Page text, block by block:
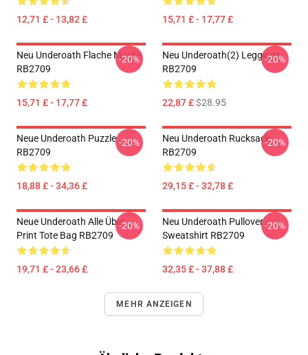
12,71 £ - 13,82 £ 15,71 £ - 17,77 £
Neu Underoath Flache Maske
RB2709
15,71 £ - 17,77 £
-20%
Neu Underoath(2) Leggings
RB2709
22,87 £$28.95
-20%
Neue Underoath Puzzle
RB2709
18,88 £ - 34,36 £
-20%
Neu Underoath Rucksack
RB2709
29,15 £ - 32,78 £
-20%
Neue Underoath Alle Über
Print Tote Bag RB2709
19,71 £ - 23,66 £
-20%
Neu Underoath Pullover
Sweatshirt RB2709
32,35 £ - 37,88 £
-20%
MEHR ANZEIGEN